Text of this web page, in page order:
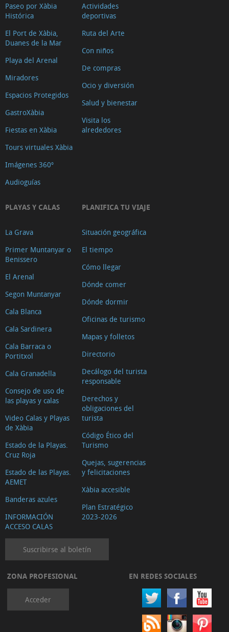
Paseo por Xàbia
Histórica
El Port de Xàbia,
Duanes de la Mar
Playa del Arenal
Miradores
Espacios Protegidos
GastroXàbia
Fiestas en Xàbia
Tours virtuales Xàbia
Imágenes 360º
Audioguías
Actividades
deportivas
Ruta del Arte
Con niños
De compras
Ocio y diversión
Salud y bienestar
Visita los
alrededores
PLAYAS Y CALAS
La Grava
Primer Muntanyar o
Benissero
El Arenal
Segon Muntanyar
Cala Blanca
Cala Sardinera
Cala Barraca o
Portitxol
Cala Granadella
Consejo de uso de
las playas y calas
Video Calas y Playas
de Xàbia
Estado de la Playas.
Cruz Roja
Estado de las Playas.
AEMET
Banderas azules
INFORMACIÓN
ACCESO CALAS
PLANIFICA TU VIAJE
Situación geográfica
El tiempo
Cómo llegar
Dónde comer
Dónde dormir
Oficinas de turismo
Mapas y folletos
Directorio
Decálogo del turista
responsable
Derechos y
obligaciones del
turista
Código Ético del
Turismo
Quejas, sugerencias
y felicitaciones
Xàbia accesible
Plan Estratégico
2023-2026
Suscribirse al boletín
ZONA PROFESIONAL
Acceder
EN REDES SOCIALES